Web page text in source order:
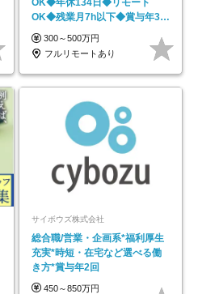
OK◆年休134日◆リモート
OK◆残業月7h以下◆賞与年3回
◆5年目まで必ず昇給
300～500万円
フルリモートあり
サイボウズ株式会社
総合職/営業・企画系*福利厚生
充実*時短・在宅など選べる働
き方*賞与年2回
450～850万円